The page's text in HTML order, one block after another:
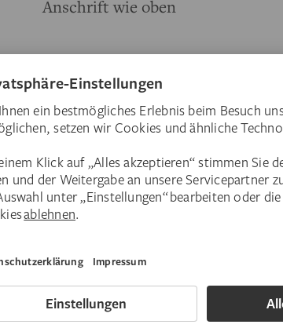
Anschrift wie oben
Zentrale Rechnungsanschrift
Städelsches Kunstinstitut
Dürerstraße 2
Digitale Rechnungen werden
kreditoren@staedelmuseum.de
Konzept
Zum Kuckuck GmbH & Co. KG